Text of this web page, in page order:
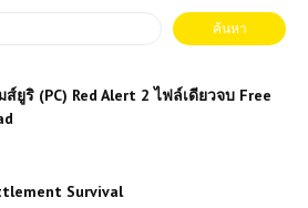
ส์ยูริ (PC) Red Alert 2 ไฟล์เดียวจบ Free
Survival